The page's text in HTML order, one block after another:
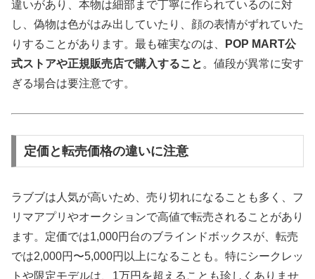
違いがあり、本物は細部まで丁寧に作られているのに対
し、偽物は色がはみ出していたり、顔の表情がずれていた
りすることがあります。最も確実なのは、
POP MART公
式ストアや正規販売店で購入すること 。値段が異常に安す
ぎる場合は要注意です。
定価と転売価格の違いに注意
ラブブは人気が高いため、売り切れになることも多く、フ
リマアプリやオークションで高値で転売されることがあり
ます。定価では1,000円台のブラインドボックスが、転売
では2,000円〜5,000円以上になることも。特にシークレッ
トや限定モデルは、1万円を超えることも珍しくありませ